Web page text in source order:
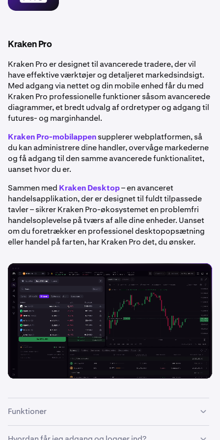
•
Fleksible finansieringsmetoder: Indbetal midler via
øjeblikkelige køb.
•
Øget sikkerhed: Få fordel af robuste
kontosikkerhedsfunktioner for at holde din konto
sikker.
samme brugervenlige oplevelse på din mobile enhed.
Kraken Pro
Kraken Pro er designet til avancerede tradere, der vil
have effektive værktøjer og detaljeret markedsindsigt.
Med adgang via nettet og din mobile enhed får du med
Kraken Pro professionelle funktioner såsom avancerede
diagrammer, et bredt udvalg af ordretyper og adgang til
futures- og marginhandel.
Kraken Pro-mobilappensupplerer webplatformen, så
du kan administrere dine handler, overvåge markederne
og få adgang til den samme avancerede funktionalitet,
uanset hvor du er.
Sammen med Kraken Desktop– en avanceret
handelsapplikation, der er designet til fuldt tilpassede
tavler – sikrer Kraken Pro-økosystemet en problemfri
handelsoplevelse på tværs af alle dine enheder. Uanset
om du foretrækker en professionel desktopopsætning
eller handel på farten, har Kraken Pro det, du ønsker.
Funktioner
Med Kraken Pro-brugerfladen får du: